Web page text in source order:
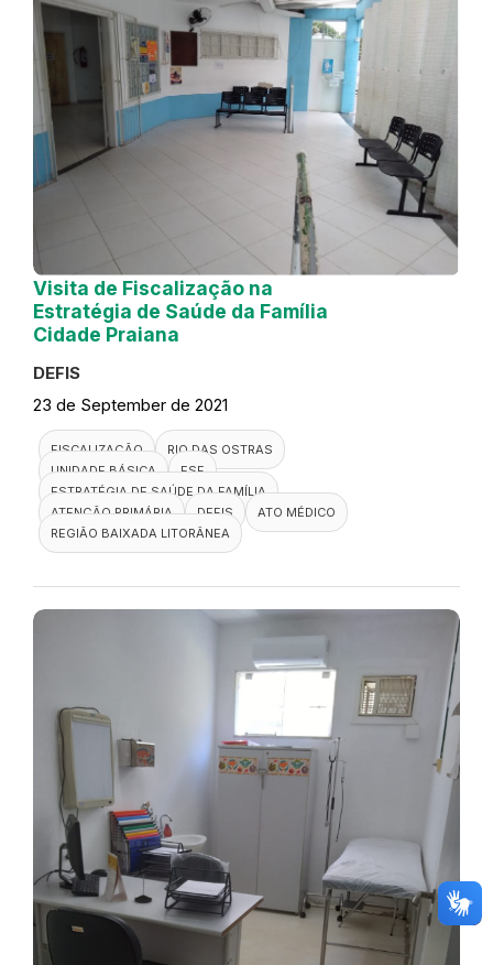
Visita de Fiscalização na
Estratégia de Saúde da Família
Cidade Praiana
DEFIS
23 de September de 2021
FISCALIZAÇÃO
RIO DAS OSTRAS
UNIDADE BÁSICA
ESF
ESTRATÉGIA DE SAÚDE DA FAMÍLIA
ATENÇÃO PRIMÁRIA
DEFIS
ATO MÉDICO
REGIÃO BAIXADA LITORÂNEA